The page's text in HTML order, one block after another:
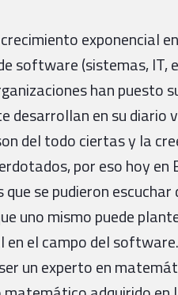
exponencial
software (sistemas, IT,
han puesto
en su diario
del todo ciertas y la
por eso hoy en
se pudieron escuchar
uno mismo puede
el campo del
un experto en